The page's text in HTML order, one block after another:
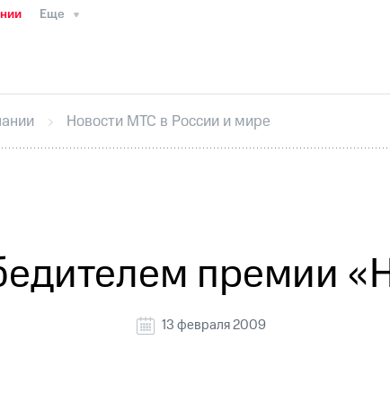
Еще
ИнтервьюФинансовая отчетность
секретарьРаскрытие информации
кабинет акционераАкционерный капитал
Новости МТС в России и мире
премии
13 февраля 2009